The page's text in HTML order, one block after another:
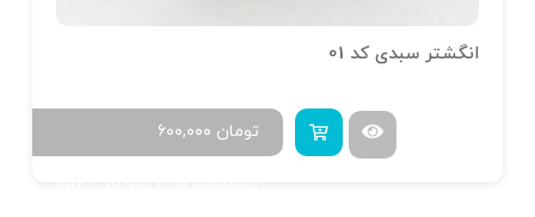
انگشتر سبدی کد 01
۶۰۰,۰۰۰ تومان